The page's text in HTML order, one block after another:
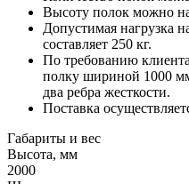
Высоту полок можно
Допустимая нагрузка
составляет 250 кг.
По требованию
полку шириной 1000
два ребра жесткости.
Поставка
Габариты и вес
Высота, мм
2000